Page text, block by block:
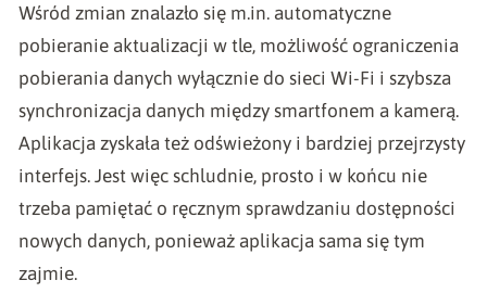
Wśród zmian znalazło się m.in. automatyczne
pobieranie aktualizacji w tle, możliwość ograniczenia
pobierania danych wyłącznie do sieci Wi-Fi i szybsza
synchronizacja danych między smartfonem a kamerą.
Aplikacja zyskała też odświeżony i bardziej przejrzysty
interfejs. Jest więc schludnie, prosto i w końcu nie
trzeba pamiętać o ręcznym sprawdzaniu dostępności
nowych danych, ponieważ aplikacja sama się tym
zajmie.